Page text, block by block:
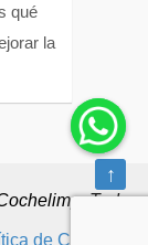
qué
la
Todos
de Cookies
↑